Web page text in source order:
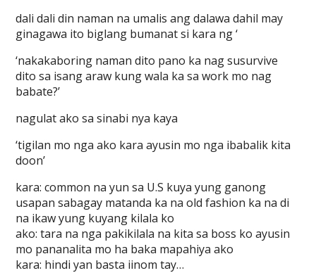
dali dali din naman na umalis ang dalawa dahil may
ginagawa ito biglang bumanat si kara ng ‘
‘nakakaboring naman dito pano ka nag susurvive
dito sa isang araw kung wala ka sa work mo nag
babate?’
nagulat ako sa sinabi nya kaya
‘tigilan mo nga ako kara ayusin mo nga ibabalik kita
doon’
kara: common na yun sa U.S kuya yung ganong
usapan sabagay matanda ka na old fashion ka na di
na ikaw yung kuyang kilala ko
ako: tara na nga pakikilala na kita sa boss ko ayusin
mo pananalita mo ha baka mapahiya ako
kara: hindi yan basta iinom tay…